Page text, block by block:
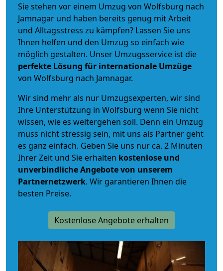
Sie stehen vor einem Umzug von Wolfsburg nach
Jamnagar und haben bereits genug mit Arbeit
und Alltagsstress zu kämpfen? Lassen Sie uns
Ihnen helfen und den Umzug so einfach wie
möglich gestalten. Unser Umzugsservice ist die
perfekte Lösung für internationale Umzüge
von Wolfsburg nach Jamnagar.
Wir sind mehr als nur Umzugsexperten, wir sind
Ihre Unterstützung in Wolfsburg wenn Sie nicht
wissen, wie es weitergehen soll. Denn ein Umzug
muss nicht stressig sein, mit uns als Partner geht
es ganz einfach. Geben Sie uns nur ca. 2 Minuten
Ihrer Zeit und Sie erhalten kostenlose und
unverbindlicheAngebote von unserem
Partnernetzwerk. Wir garantieren Ihnen die
besten Preise.
Kostenlose Angebote erhalten